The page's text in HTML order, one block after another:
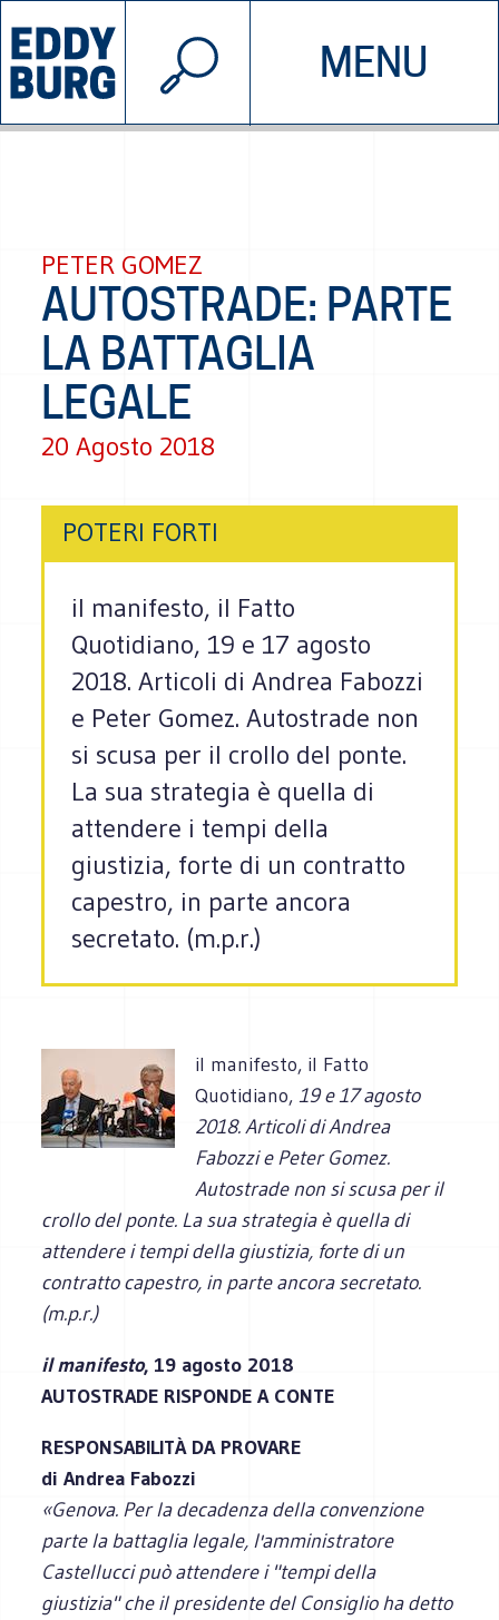
MENU
INIZIATIVE CHI SIAMO
© 2026 EDDYBURG
PETER GOMEZ
AUTOSTRADE: PARTE
LA BATTAGLIA
LEGALE
20 Agosto 2018
POTERI FORTI
il manifesto, il Fatto
Quotidiano, 19 e 17 agosto
2018. Articoli di Andrea Fabozzi
e Peter Gomez. Autostrade non
si scusa per il crollo del ponte.
La sua strategia è quella di
attendere i tempi della
giustizia, forte di un contratto
capestro, in parte ancora
secretato. (m.p.r.)
il manifesto, il Fatto
Quotidiano,19 e 17 agosto
2018. Articoli di Andrea
Fabozzi e Peter Gomez.
Autostrade non si scusa per il
crollo del ponte. La sua strategia è quella di
attendere i tempi della giustizia, forte di un
contratto capestro, in parte ancora secretato.
(m.p.r.)
il manifesto, 19 agosto 2018
AUTOSTRADE RISPONDE A CONTE
RESPONSABILITÀ DA PROVARE
di Andrea Fabozzi
«Genova. Per la decadenza della convenzione
parte la battaglia legale, l'amministratore
Castellucci può attendere i "tempi della
giustizia" che il presidente del Consiglio ha detto